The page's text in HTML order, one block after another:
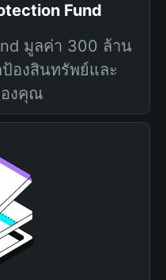
Fund
มูลค่า 300 ล้าน
องสินทรัพย์และ
งคุณ